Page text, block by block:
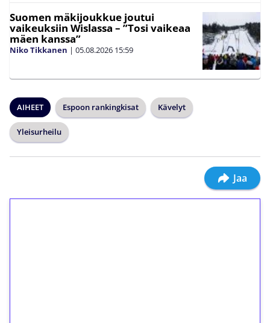
Suomen mäkijoukkue joutui
vaikeuksiin Wislassa – ”Tosi vaikeaa
mäen kanssa”
Niko Tikkanen | 05.08.2026 15:59
AIHEET Espoon rankingkisat Kävelyt
Yleisurheilu
Jaa